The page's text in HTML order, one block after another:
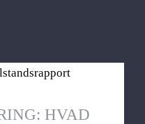
HVAD MÅ DER
HVAD